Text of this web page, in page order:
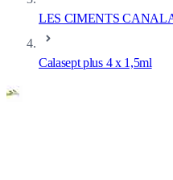
LES CIMENTS
Calasept plus 4 x 1,5ml